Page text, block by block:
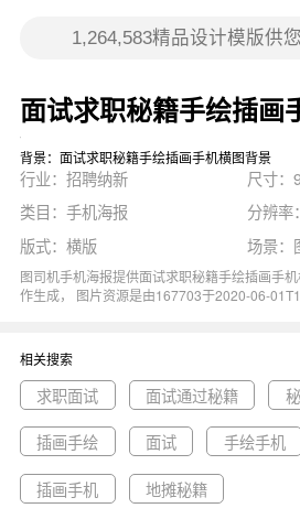
面试求职秘籍手绘插画
背景：面试求职秘籍手绘插画手机横图背景
行业：招聘纳新
尺寸：
类目：手机海报
分辨率
版式：横版
场景：
图司机手机海报提供面试求职秘籍手绘插画手
作生成， 图片资源是由167703于2020-06-01T12:26:40+08:00传的作品。
主题。 主要用于招聘纳新行业，为您推荐与面试求职秘籍手绘插画手机横
图相关的专题求职面试, 面试通过秘籍, 秘籍等优
相关搜索
求职面试 面试通过秘籍
插画手绘 面试 手绘手机
插画手机 地摊秘籍